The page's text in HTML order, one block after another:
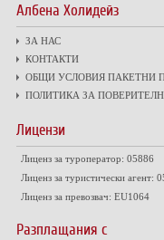
Албена Холидейз
ЗА НАС
КОНТАКТИ
ОБЩИ УСЛОВИЯ ПАКЕТНИ
ПОЛИТИКА ЗА
Лицензи
Лиценз за туроператор: 05886
Лиценз за туристически агент:
Лиценз за превозвач: EU1064
Разплащания с